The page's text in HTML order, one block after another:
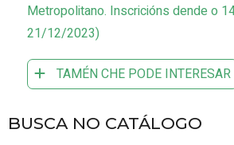
Metropolitano. Inscricións dende o
21/12/2023)
TAMÉN CHE PODE INTERESAR
BUSCA NO CATÁLOGO